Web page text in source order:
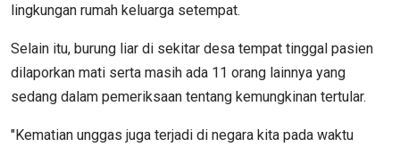
lingkungan rumah keluarga setempat.
Selain itu, burung liar di sekitar desa tempat tinggal pasien
dilaporkan mati serta masih ada 11 orang lainnya yang
sedang dalam pemeriksaan tentang kemungkinan tertular.
"Kematian unggas juga terjadi di negara kita pada waktu